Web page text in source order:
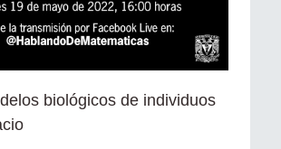
biológicos de individuos